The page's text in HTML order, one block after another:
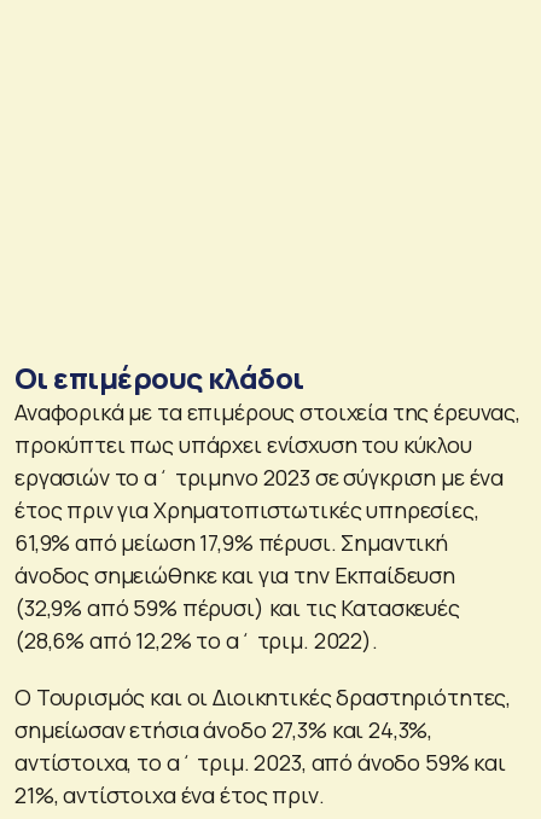
Οι επιμέρους κλάδοι
Αναφορικά με τα επιμέρους στοιχεία της έρευνας,
προκύπτει πως υπάρχει ενίσχυση του κύκλου
εργασιών το α΄ τριμηνο 2023 σε σύγκριση με ένα
έτος πριν για Χρηματοπιστωτικές υπηρεσίες,
61,9% από μείωση 17,9% πέρυσι. Σημαντική
άνοδος σημειώθηκε και για την Εκπαίδευση
(32,9% από 59% πέρυσι) και τις Κατασκευές
(28,6% από 12,2% το α΄ τριμ. 2022).
Ο Τουρισμός και οι Διοικητικές δραστηριότητες,
σημείωσαν ετήσια άνοδο 27,3% και 24,3%,
αντίστοιχα, το α΄ τριμ. 2023, από άνοδο 59% και
21%, αντίστοιχα ένα έτος πριν.